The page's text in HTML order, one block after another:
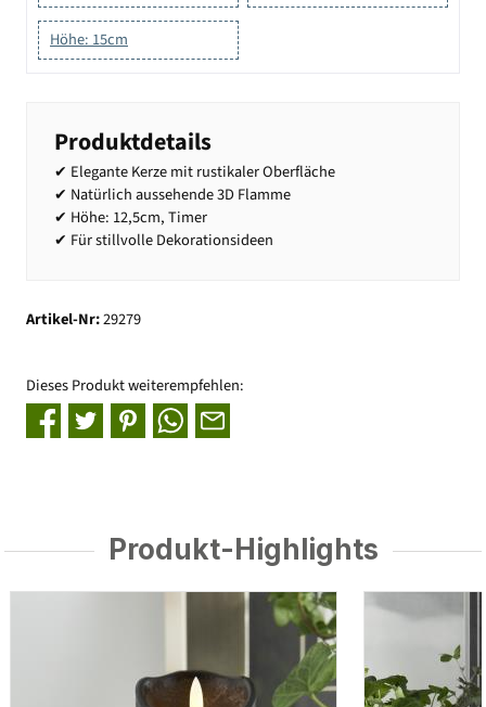
Höhe: 15cm
Produktdetails
✔ Elegante Kerze mit rustikaler Oberfläche
✔ Natürlich aussehende 3D Flamme
✔ Höhe: 12,5cm, Timer
✔ Für stillvolle Dekorationsideen
Artikel-Nr:29279
Dieses Produkt weiterempfehlen:
Produkt-Highlights